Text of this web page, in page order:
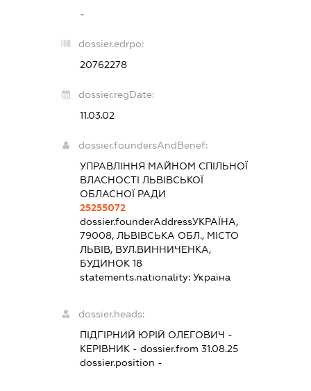
-
dossier.edrpo:
20762278
dossier.regDate:
11.03.02
dossier.foundersAndBenef:
УПРАВЛІННЯ МАЙНОМ СПІЛЬНОЇ
ВЛАСНОСТІ ЛЬВІВСЬКОЇ
ОБЛАСНОЇ РАДИ
25255072
dossier.founderAddressУКРАЇНА,
79008, ЛЬВІВСЬКА ОБЛ., МІСТО
ЛЬВІВ, ВУЛ.ВИННИЧЕНКА,
БУДИНОК 18
statements.nationality: Україна
dossier.heads:
ПІДГІРНИЙ ЮРІЙ ОЛЕГОВИЧ -
КЕРІВНИК- dossier.from 31.08.25
dossier.position -